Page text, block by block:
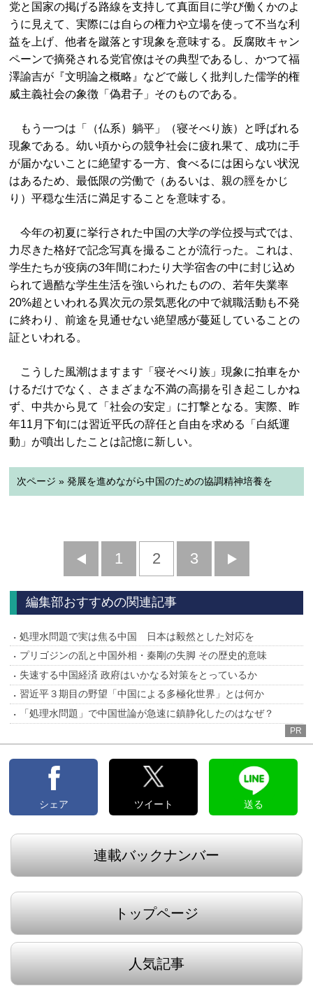
党と国家の掲げる路線を支持して真面目に学び働くかのよ
うに見えて、実際には自らの権力や立場を使って不当な利
益を上げ、他者を蹴落とす現象を意味する。反腐敗キャン
ペーンで摘発される党官僚はその典型であるし、かつて福
澤諭吉が『文明論之概略』などで厳しく批判した儒学的権
威主義社会の象徴「偽君子」そのものである。
もう一つは「（仏系）躺平」（寝そべり族）と呼ばれる
現象である。幼い頃からの競争社会に疲れ果て、成功に手
が届かないことに絶望する一方、食べるには困らない状況
はあるため、最低限の労働で（あるいは、親の脛をかじ
り）平穏な生活に満足することを意味する。
今年の初夏に挙行された中国の大学の学位授与式では、
力尽きた格好で記念写真を撮ることが流行った。これは、
学生たちが疫病の3年間にわたり大学宿舎の中に封じ込め
られて過酷な学生生活を強いられたものの、若年失業率
20%超といわれる異次元の景気悪化の中で就職活動も不発
に終わり、前途を見通せない絶望感が蔓延していることの
証といわれる。
こうした風潮はますます「寝そべり族」現象に拍車をか
けるだけでなく、さまざまな不満の高揚を引き起こしかね
ず、中共から見て「社会の安定」に打撃となる。実際、昨
年11月下旬には習近平氏の辞任と自由を求める「白紙運
動」が噴出したことは記憶に新しい。
次ページ » 発展を進めながら中国のための協調精神培養を
前
へ
1 2 3
へ
編集部おすすめの関連記事
処理水問題で実は焦る中国 日本は毅然とした対応を
プリゴジンの乱と中国外相・秦剛の失脚 その歴史的意味
失速する中国経済 政府はいかなる対策をとっているか
習近平３期目の野望「中国による多極化世界」とは何か
「処理水問題」で中国世論が急速に鎮静化したのはなぜ？
PR
シェア ツイート 送る
連載バックナンバー
トップページ
人気記事